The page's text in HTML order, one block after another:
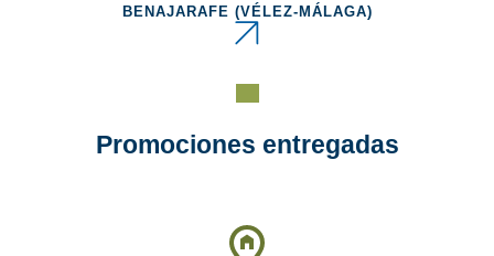
BENAJARAFE (VÉLEZ-MÁLAGA)
Promociones entregadas